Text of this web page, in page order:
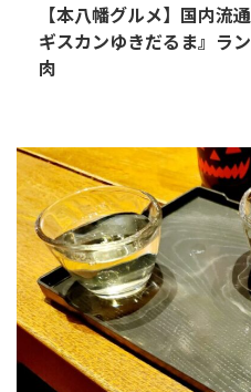
【本八幡グルメ】国内流
ギスカンゆきだるま』ラ
肉